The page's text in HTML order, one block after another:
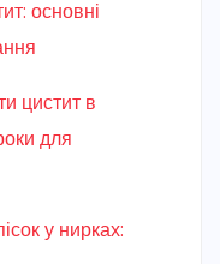
основні
цистит в
для
у нирках: